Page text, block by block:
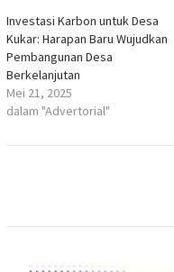
Investasi Karbon untuk Desa
Kukar: Harapan Baru Wujudkan
Pembangunan Desa
Berkelanjutan
Mei 21, 2025
dalam "Advertorial"